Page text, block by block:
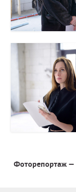
Фоторепортаж —